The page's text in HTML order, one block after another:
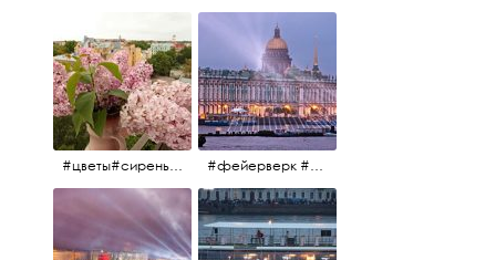
#цветы#сирень #розоваясирень #натюрморт #натюрмортсцветами #весна2012 #пробуждение #фейерверк #салют #парусник #санктпетербург #белыеночи2012 #белыеночи #алыепаруса2012 #алыепаруса #нева